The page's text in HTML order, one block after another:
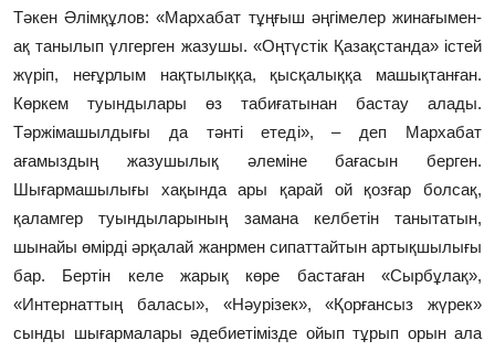
Тәкен Әлімқұлов: «Мархабат тұңғыш әңгімелер жинағымен-
ақ танылып үлгерген жазушы. «Оңтүстік Қазақстанда» істей
жүріп, неғұрлым нақтылыққа, қысқалыққа машықтанған.
Көркем туындылары өз табиғатынан бастау алады.
Тәржімашылдығы да тәнті етеді», – деп Мархабат
ағамыздың жазушылық әлеміне бағасын берген.
Шығармашылығы хақында ары қарай ой қозғар болсақ,
қаламгер туындыларының замана келбетін танытатын,
шынайы өмірді әрқалай жанрмен сипаттайтын артықшылығы
бар. Бертін келе жарық көре бастаған «Сырбұлақ»,
«Интернаттың баласы», «Нәурізек», «Қорғансыз жүрек»
сынды шығармалары әдебиетімізде ойып тұрып орын ала